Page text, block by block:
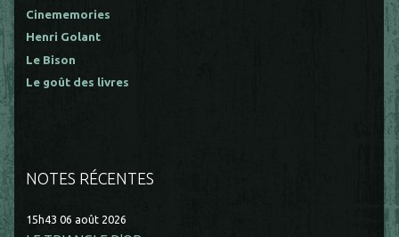
Cinememories
Henri Golant
Le Bison
Le goût des livres
NOTES RÉCENTES
15h43 06 août 2026